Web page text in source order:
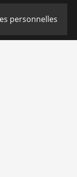
personnelles